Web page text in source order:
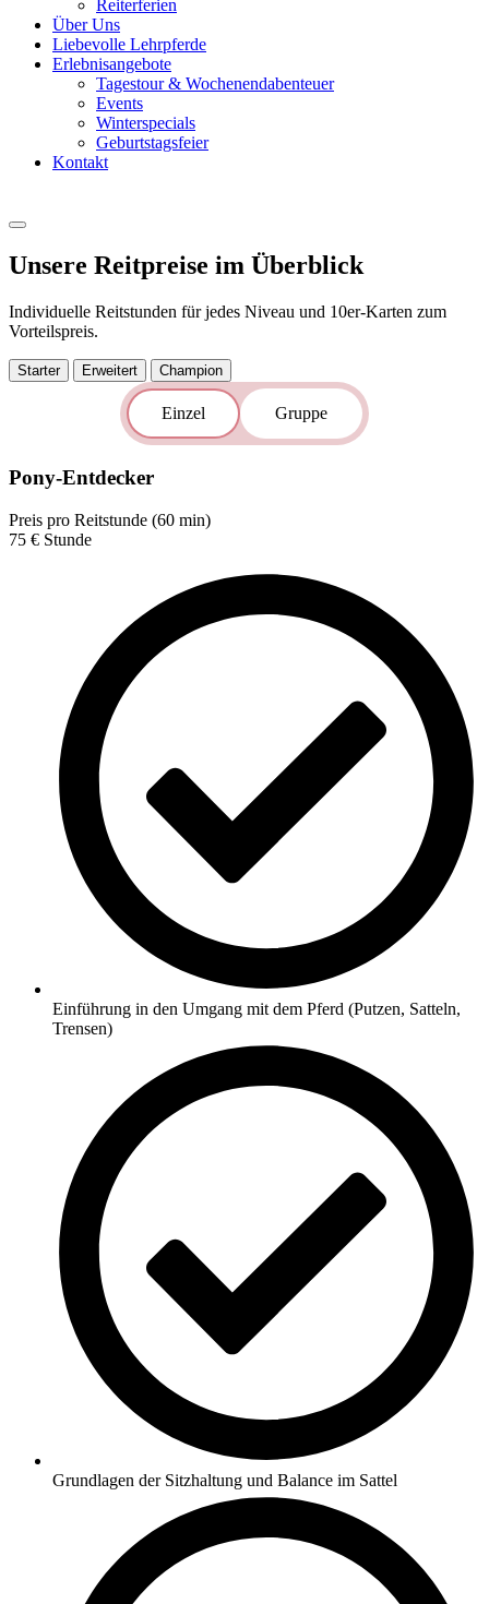
Reiterferien
Über Uns
Liebevolle Lehrpferde
Erlebnisangebote
Tagestour & Wochenendabenteuer
Events
Winterspecials
Geburtstagsfeier
Kontakt
Unsere Reitpreise im Überblick
Individuelle Reitstunden für jedes Niveau und 10er-Karten zum
Vorteilspreis.
Starter Erweitert Champion
Einzel Gruppe
Pony-Entdecker
Preis pro Reitstunde (60 min)
75 € Stunde
Einführung in den Umgang mit dem Pferd (Putzen, Satteln,
Trensen)
Grundlagen der Sitzhaltung und Balance im Sattel